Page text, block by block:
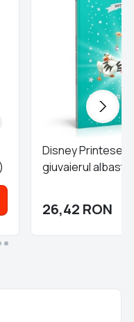
Disney Printese.
giuvaierul
26,42 RON